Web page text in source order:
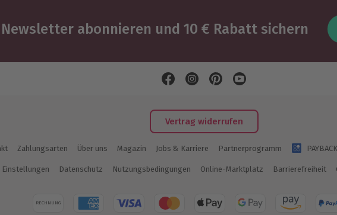
Newsletter abonnieren und 10 € Rabatt sichern
Vertrag widerrufen
Zahlungsarten Über uns Magazin Jobs & Karriere Partnerprogramm PAYBACK
Einstellungen Datenschutz Nutzungsbedingungen Online-Marktplatz Barrierefreiheit
RECHNUNG